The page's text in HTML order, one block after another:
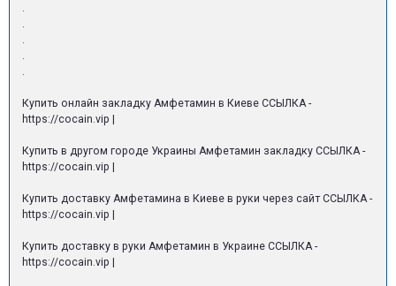
.
.
.
.
.
Купить онлайн закладку Амфетамин в Киеве ССЫЛКА -
https://cocain.vip |
Купить в другом городе Украины Амфетамин закладку ССЫЛКА -
https://cocain.vip |
Купить доставку Амфетамина в Киеве в руки через сайт ССЫЛКА -
https://cocain.vip |
Купить доставку в руки Амфетамин в Украине ССЫЛКА -
https://cocain.vip |